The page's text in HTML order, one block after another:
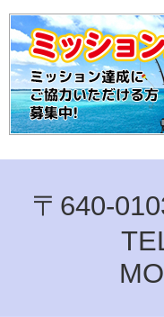
〒640-